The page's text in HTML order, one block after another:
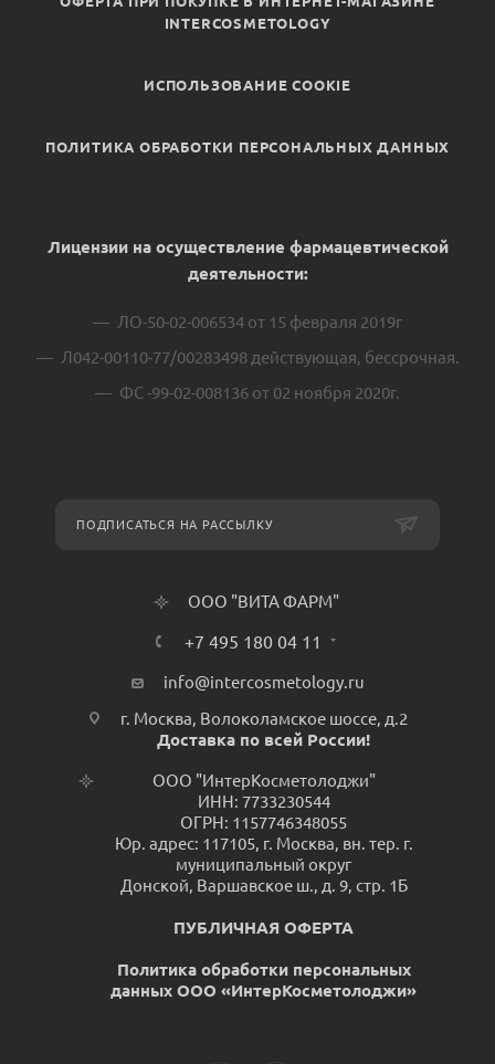
INTERCOSMETOLOGY
ИСПОЛЬЗОВАНИЕ COOKIE
ПОЛИТИКА ОБРАБОТКИ ПЕРСОНАЛЬНЫХ ДАННЫХ
Лицензии на осуществление фармацевтической
деятельности:
ЛО-50-02-006534 от 15 февраля 2019г
Л042-00110-77/00283498 действующая, бессрочная.
ФС -99-02-008136 от 02 ноября 2020г.
ПОДПИСАТЬСЯ НА РАССЫЛКУ
ООО "ВИТА ФАРМ"
+7 495 180 04 11
info@intercosmetology.ru
г. Москва, Волоколамское шоссе, д.2
Доставка по всей России!
ООО "ИнтерКосметолоджи"
ИНН: 7733230544
ОГРН: 1157746348055
Юр. адрес: 117105, г. Москва, вн. тер. г.
муниципальный округ
Донской, Варшавское ш., д. 9, стр. 1Б
ПУБЛИЧНАЯ ОФЕРТА
Политика обработки персональных
данных ООО «ИнтерКосметолоджи»